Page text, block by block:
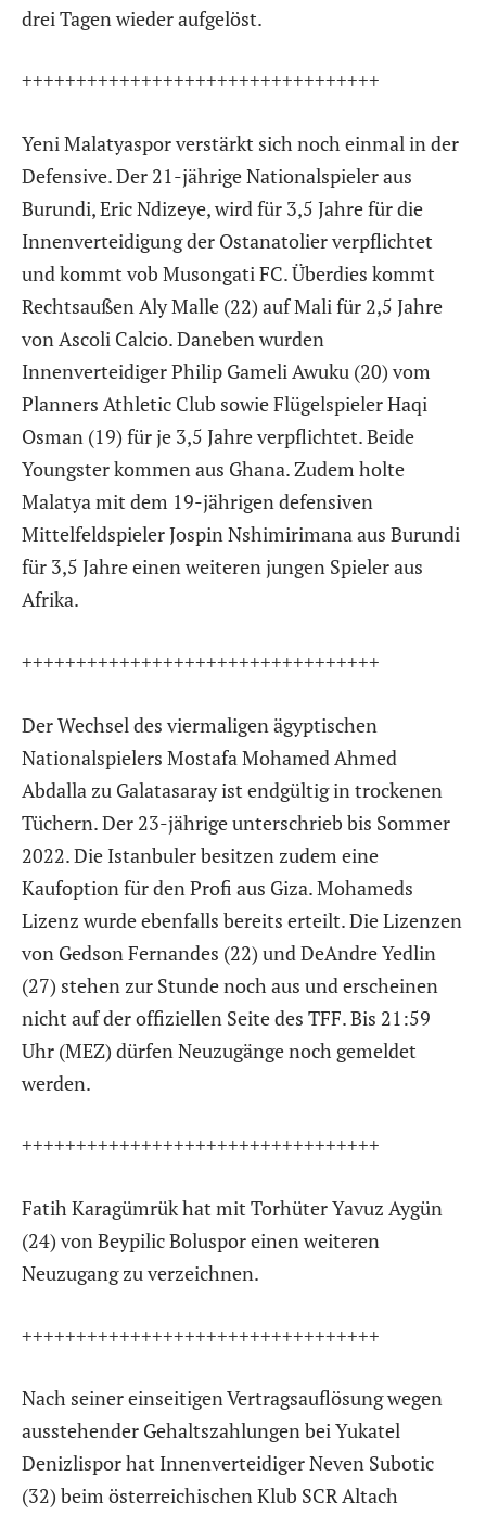
drei Tagen wieder aufgelöst.
+++++++++++++++++++++++++++++++++
Yeni Malatyaspor verstärkt sich noch einmal in der
Defensive. Der 21-jährige Nationalspieler aus
Burundi, Eric Ndizeye, wird für 3,5 Jahre für die
Innenverteidigung der Ostanatolier verpflichtet
und kommt vob Musongati FC. Überdies kommt
Rechtsaußen Aly Malle (22) auf Mali für 2,5 Jahre
von Ascoli Calcio. Daneben wurden
Innenverteidiger Philip Gameli Awuku (20) vom
Planners Athletic Club sowie Flügelspieler Haqi
Osman (19) für je 3,5 Jahre verpflichtet. Beide
Youngster kommen aus Ghana. Zudem holte
Malatya mit dem 19-jährigen defensiven
Mittelfeldspieler Jospin Nshimirimana aus Burundi
für 3,5 Jahre einen weiteren jungen Spieler aus
Afrika.
+++++++++++++++++++++++++++++++++
Der Wechsel des viermaligen ägyptischen
Nationalspielers Mostafa Mohamed Ahmed
Abdalla zu Galatasaray ist endgültig in trockenen
Tüchern. Der 23-jährige unterschrieb bis Sommer
2022. Die Istanbuler besitzen zudem eine
Kaufoption für den Profi aus Giza. Mohameds
Lizenz wurde ebenfalls bereits erteilt. Die Lizenzen
von Gedson Fernandes (22) und DeAndre Yedlin
(27) stehen zur Stunde noch aus und erscheinen
nicht auf der offiziellen Seite des TFF. Bis 21:59
Uhr (MEZ) dürfen Neuzugänge noch gemeldet
werden.
+++++++++++++++++++++++++++++++++
Fatih Karagümrük hat mit Torhüter Yavuz Aygün
(24) von Beypilic Boluspor einen weiteren
Neuzugang zu verzeichnen.
+++++++++++++++++++++++++++++++++
Nach seiner einseitigen Vertragsauflösung wegen
ausstehender Gehaltszahlungen bei Yukatel
Denizlispor hat Innenverteidiger Neven Subotic
(32) beim österreichischen Klub SCR Altach